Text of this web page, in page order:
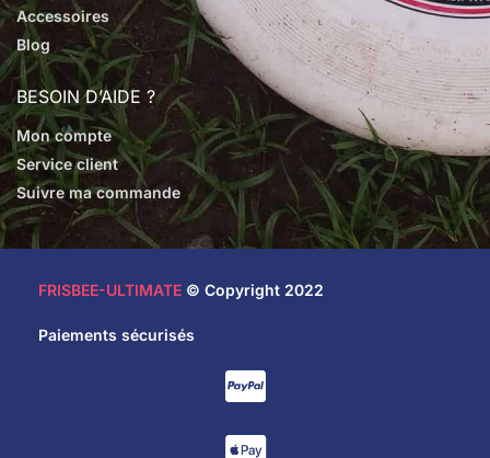
Accessoires
Blog
BESOIN D’AIDE ?
Mon compte
Service client
Suivre ma commande
FRISBEE-ULTIMATE © Copyright 2022
Paiements sécurisés